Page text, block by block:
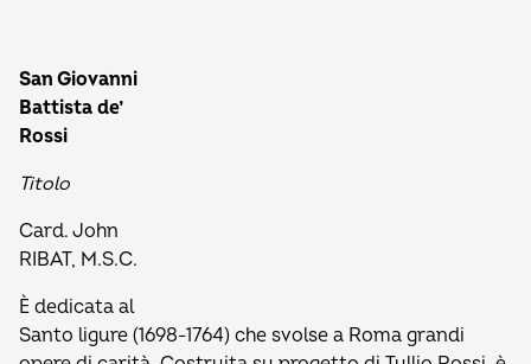
San Giovanni
Battista de’
Rossi
Titolo
Card. John
RIBAT, M.S.C.
È dedicata al
Santo ligure (1698-1764) che svolse a Roma grandi